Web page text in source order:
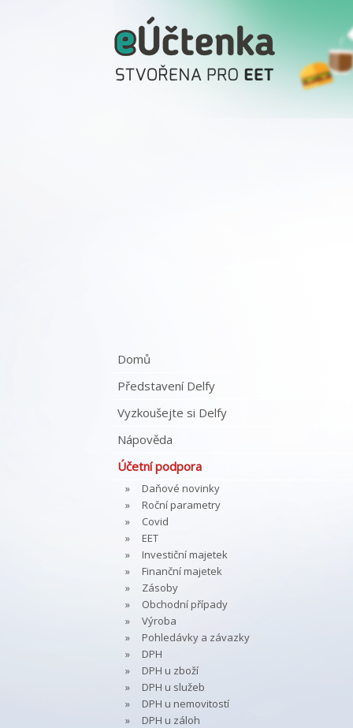
Domů
Představení Delfy
Vyzkoušejte si Delfy
Nápověda
Účetní podpora
Daňové novinky
Roční parametry
Covid
EET
Investiční majetek
Finanční majetek
Zásoby
Obchodní případy
Výroba
Pohledávky a závazky
DPH
DPH u zboží
DPH u služeb
DPH u nemovitostí
DPH u záloh